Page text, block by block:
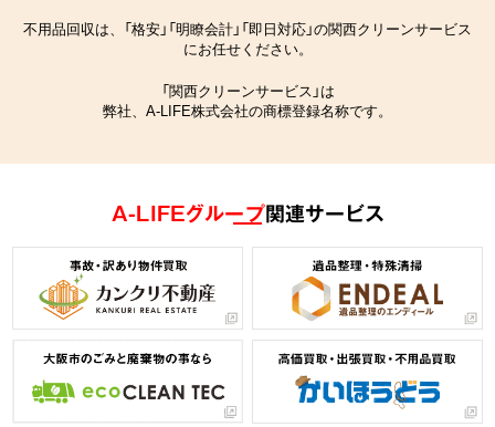
不用品回収は、「格安」「明瞭会計」「即日対応」の関西クリーンサービス
にお任せください。
「関西クリーンサービス」は
弊社、A-LIFE株式会社の商標登録名称です。
A-LIFEグループ関連サービス